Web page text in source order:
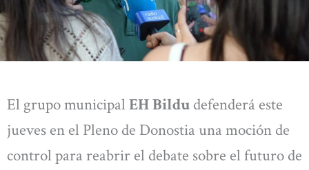
El grupo municipal EH Bildu defenderá este
jueves en el Pleno de Donostia una moción de
control para reabrir el debate sobre el futuro de